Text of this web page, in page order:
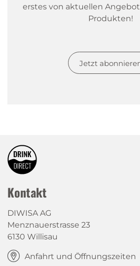
erstes von aktuellen
Produkten!
Jetzt
Kontakt
DIWISA AG
Menznauerstrasse 23
6130 Willisau
Anfahrt und Öffnungszeiten